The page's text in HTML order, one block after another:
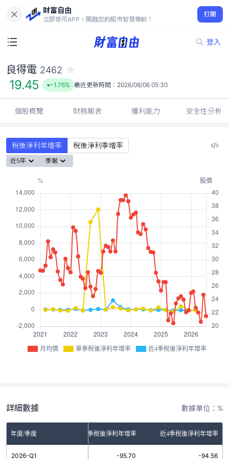
財富自由
立即使用APP，開啟您的股市智慧導航！
打開
登入
19.45
-1.76%
良得電 2462
19.45 -1.76% 最近更新時間： 2026/08/06 05:30
個股概覽 財務報表 獲利能力 安全性分析
稅後淨利年增率 稅後淨利季增率
近5年 季報
月均價 單季稅後淨利年增率 近4季稅後淨利年增率
詳細數據 數據單位：%
年度/季度 單季稅後淨利年增率 近4季稅後淨利年增率
2026-Q1 -95.70 -94.56